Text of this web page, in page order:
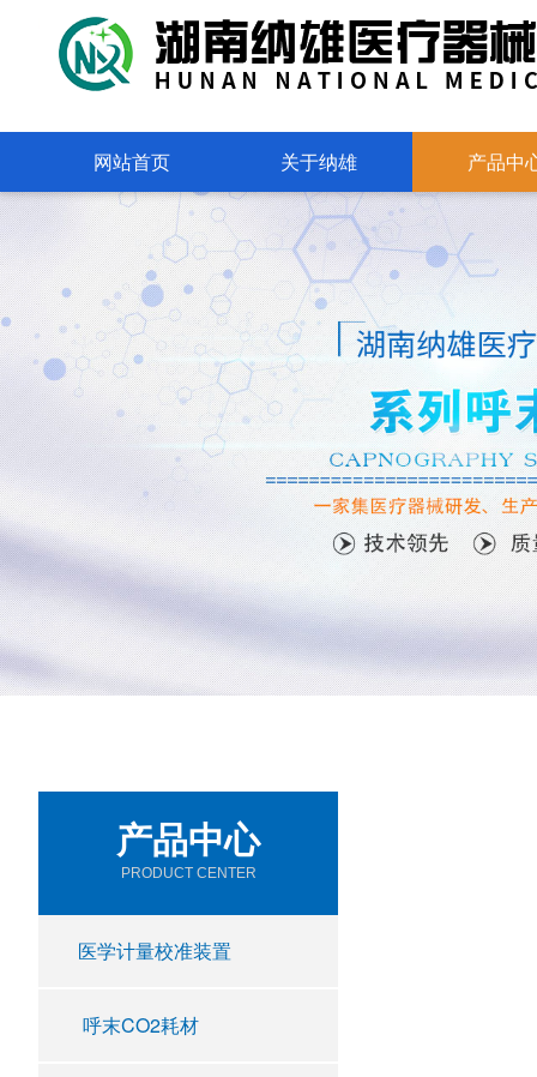
网站首页 关于纳雄 产品中
产品中心
PRODUCT CENTER
医学计量校准装置
呼末CO2耗材